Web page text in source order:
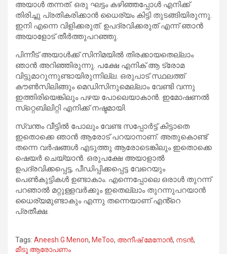
അയാള്‍ തന്നത്. ഒരു ഘട്ടം കഴിഞ്ഞപ്പോള്‍ എനിക്ക്
തിരിച്ചു പ്രതികരിക്കാന്‍ ധൈര്യം കിട്ടി തുടങ്ങിയിരുന്നു.
ഇനി എന്നെ വിളിക്കരുത്. ഉപദ്രവിക്കരുത് എന്ന് ഞാന്‍
അയാളോട് തീര്‍ത്തുപറഞ്ഞു.
പിന്നീട് അയാള്‍ക്ക് സിനിമയില്‍ തിരക്കായതെല്ലാം
ഞാന്‍ അറിഞ്ഞിരുന്നു. പക്ഷേ എനിക് ആ ട്രോമ
വിട്ടുമാറുന്നുണ്ടായിരുന്നില്ല. ഒരുപാട് സ്ഥലത്ത്
കൗണ്‍സിലിങ്ങും മെഡിസിനുമെല്ലാം വേണ്ടി വന്നു
ഇത്തിരിയെങ്കിലും പഴയ പോലെയാകാന്‍. ഇമോഷണല്‍
സ്‌റ്റെബിലിറ്റി എനിക്ക് നഷ്ടമായി.
സ്വന്തം വീട്ടില്‍ പോലും വേണ്ട സപ്പോര്‍ട്ട് കിട്ടാതെ
ഇതൊക്കെ ഞാന്‍ ആരോട് പറയാനാണ്. അതുകൊണ്ട്
തന്നെ വര്‍ഷങ്ങള്‍ എടുത്തു ആരോടെങ്കിലും ഇതൊക്കെ
ഷെയര്‍ ചെയ്യാന്‍. ഒരുപക്ഷേ അയാളാല്‍
ഉപദ്രവിക്കപ്പെട്ട, പീഡിപ്പിക്കപ്പെട്ട വേറെയും
പെണ്‍കുട്ടികള്‍ ഉണ്ടാകാം. എന്നെപ്പോലെ ഒരാള്‍ തുറന്ന്
പറഞാല്‍ മറ്റുള്ളവര്‍ക്കും ഇതെല്ലാം തുറന്നുപറയാന്‍
ധൈര്യമുണ്ടാകും എന്നു തന്നെയാണ് എൻ്റെ
പ്രതീക്ഷ.
Tags: Aneesh G Menon, MeToo, അനീഷ് മേനോൻ, നടൻ,
മീടൂ ആരോപണം